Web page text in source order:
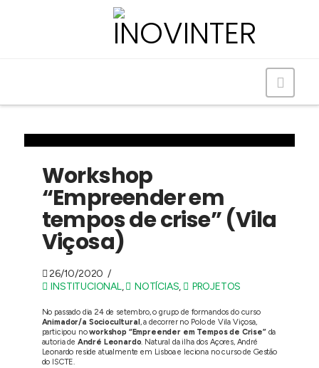
Workshop
“Empreender em
tempos de crise” (Vila
Viçosa)
26/10/2020
INSTITUCIONAL, NOTÍCIAS, PROJETOS
No passado dia 24 de setembro, o grupo de formandos do curso
Animador/a Sociocultural , a decorrer no Polo de Vila Viçosa,
participou noworkshop “Empreender em Tempos de Crise”da
autoria de André Leonardo. Natural da ilha dos Açores, André
Leonardo reside atualmente em Lisboa e leciona no curso de Gestão
do ISCTE.